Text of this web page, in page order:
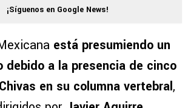
¡Síguenos en Google News!
está presumiendo un
debido a la presencia de cinco
en su columna vertebral,